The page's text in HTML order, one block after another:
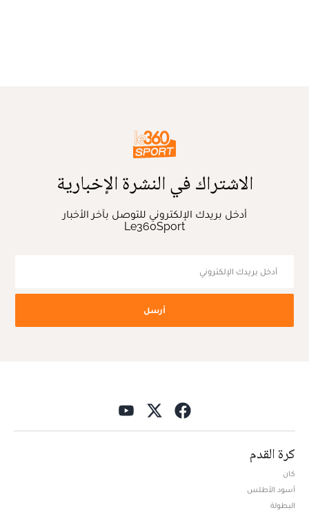
الاشتراك في النشرة الإخبارية
أدخل بريدك الإلكتروني للتوصل بآخر الأخبار
Le360Sport
أرسل
كرة القدم
كان
أسود الأطلس
البطولة